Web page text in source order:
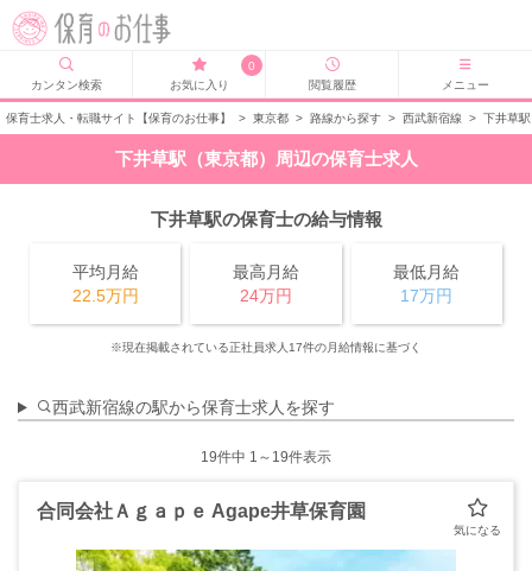
カンタン検索
0
お気に入り
閲覧履歴 メニュー
保育士求人・転職サイト【保育のお仕事】 > 東京都 > 路線から探す > 西武新宿線 > 下井草駅
下井草駅（東京都）周辺の保育士求人
下井草駅の保育士の給与情報
平均月給
22.5万円
最高月給
24万円
最低月給
17万円
※現在掲載されている正社員求人17件の月給情報に基づく
西武新宿線の駅から保育士求人を探す
19件中 1～19件表示
合同会社Ａｇａｐｅ Agape井草保育園